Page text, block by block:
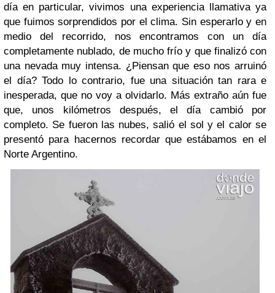
día en particular, vivimos una experiencia llamativa ya
que fuimos sorprendidos por el clima. Sin esperarlo y en
medio del recorrido, nos encontramos con un día
completamente nublado, de mucho frío y que finalizó con
una nevada muy intensa. ¿Piensan que eso nos arruinó
el día? Todo lo contrario, fue una situación tan rara e
inesperada, que no voy a olvidarlo. Más extraño aún fue
que, unos kilómetros después, el día cambió por
completo. Se fueron las nubes, salió el sol y el calor se
presentó para hacernos recordar que estábamos en el
Norte Argentino.